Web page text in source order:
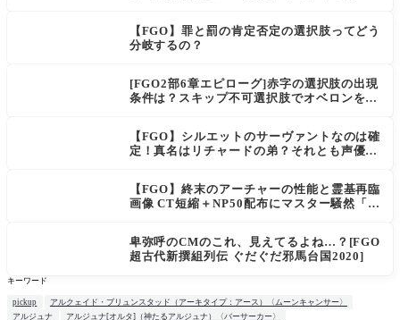
【FGO】罪と罰の肯定否定の選択肢ってどう
分岐するの？
[FGO2部6章エピローグ]赤字の選択肢の出現
条件は？スキップ不可選択肢でオベロンを疑
【FGO】シルエットのサーヴァントなのは確
定！真名はリチャードの弟？それとも声優さ
【FGO】終末のアーチャーの性能と霊基再臨
画像 CT短縮＋NP50配布にマスター騒然「普
卑弥呼のCMのこれ、見えてるよね…？[FGO
超古代新撰組列伝 ぐだぐだ邪馬台国2020]
キーワード
pickup
アルクェイド・ブリュンスタッド（アーキタイプ：アース）〈ムーンキャンサー〉
アルジュナ
アルジュナ[オルタ]（神たるアルジュナ）〈バーサーカー〉